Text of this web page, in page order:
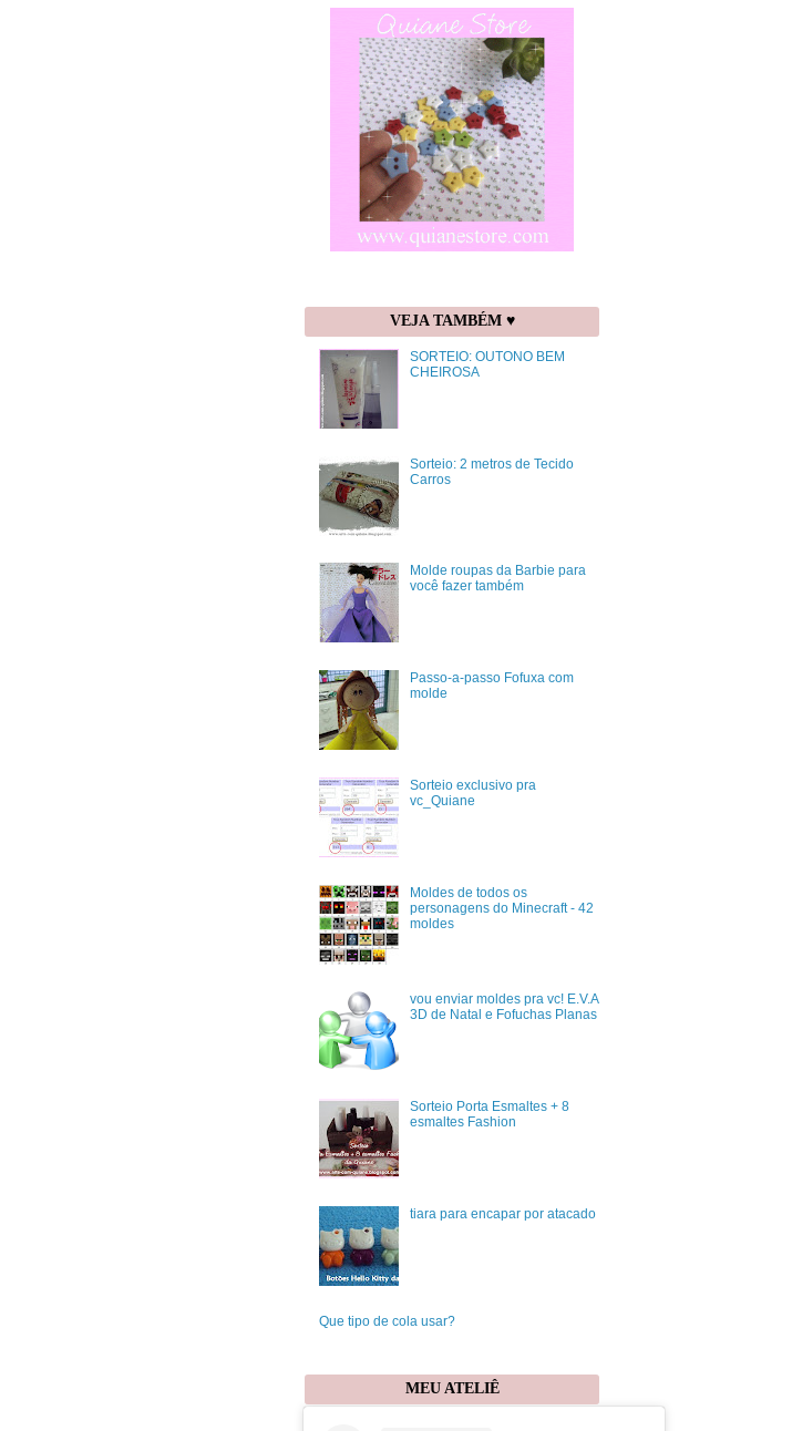
VEJA TAMBÉM ♥
SORTEIO: OUTONO BEM
CHEIROSA
Sorteio: 2 metros de Tecido
Carros
Molde roupas da Barbie para
você fazer também
Passo-a-passo Fofuxa com
molde
Sorteio exclusivo pra
vc_Quiane
Moldes de todos os
personagens do Minecraft - 42
moldes
vou enviar moldes pra vc! E.V.A
3D de Natal e Fofuchas Planas
Sorteio Porta Esmaltes + 8
esmaltes Fashion
tiara para encapar por atacado
Que tipo de cola usar?
MEU ATELIÊ